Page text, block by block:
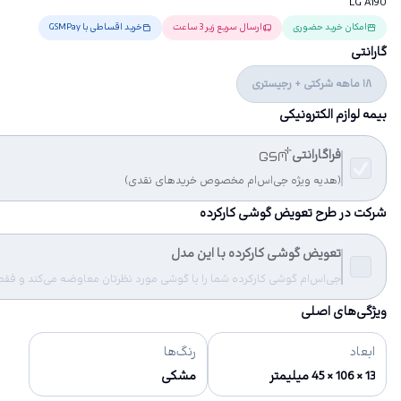
امکان خرید حضوری ارسال سریع زیر 3 ساعت خرید اقساطی با GSMPay
گارانتی
18 ماهه شرکتی + رجیستری
بیمه لوازم الکترونیکی
فراگارانتی
(هدیه ویژه جی‌اس‌ام مخصوص خریدهای نقدی)
شرکت در طرح تعویض گوشی کارکرده
تعویض گوشی کارکرده با این مدل
جی‌اس‌ام گوشی کارکرده شما را با گوشی مورد نظرتان معاوضه می‌کند و فقط
ویژگی‌های اصلی
ابعاد
13 × 106 × 45 میلیمتر
رنگ‌ها
مشکی